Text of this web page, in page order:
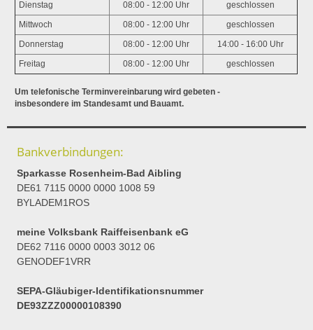
Dienstag 08:00 - 12:00 Uhr geschlossen
Mittwoch 08:00 - 12:00 Uhr geschlossen
Donnerstag 08:00 - 12:00 Uhr 14:00 - 16:00 Uhr
Freitag 08:00 - 12:00 Uhr geschlossen
Um telefonische Terminvereinbarung wird gebeten -
insbesondere im Standesamt und Bauamt.
Bankverbindungen:
Sparkasse Rosenheim-Bad Aibling
DE61 7115 0000 0000 1008 59
BYLADEM1ROS
meine Volksbank Raiffeisenbank eG
DE62 7116 0000 0003 3012 06
GENODEF1VRR
SEPA-Gläubiger-Identifikationsnummer
DE93ZZZ00000108390